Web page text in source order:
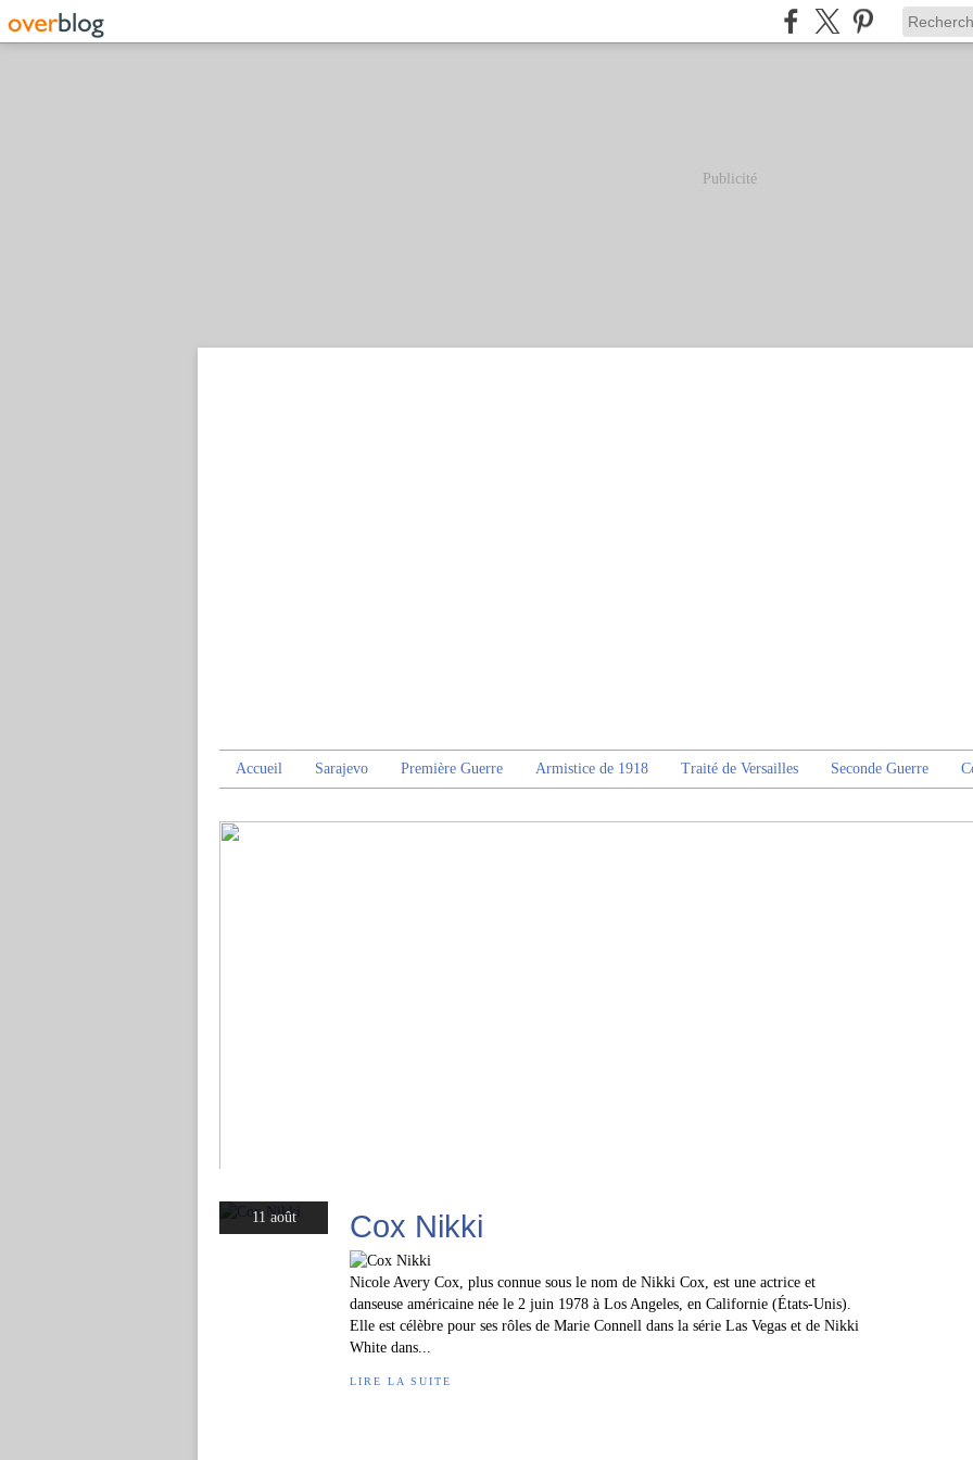
Publicité
Accueil Sarajevo Première Guerre Armistice de 1918 Traité de Versailles Seconde Guerre
11 août Cox Nikki
Nicole Avery Cox, plus connue sous le nom de Nikki Cox, est une actrice et
danseuse américaine née le 2 juin 1978 à Los Angeles, en Californie (États-Unis).
Elle est célèbre pour ses rôles de Marie Connell dans la série Las Vegas et de Nikki
White dans...
LIRE LA SUITE